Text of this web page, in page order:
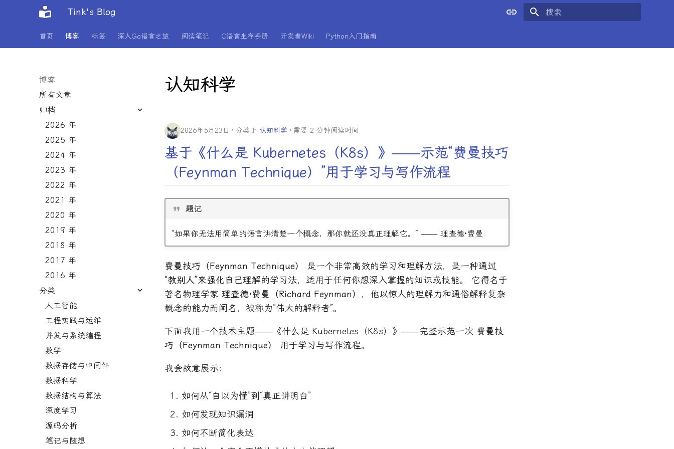
Tink's Blog
首页 博客 标签 深入Go语言之旅 阅读笔记 C语言生存手册 开发者Wiki Python入门指南
博客
所有文章
归档
2026 年
2025 年
2024 年
2023 年
2022 年
2021 年
2020 年
2019 年
2018 年
2017 年
2016 年
分类
人工智能
工程实践与运维
并发与系统编程
数学
数据存储与中间件
数据科学
数据结构与算法
深度学习
源码分析
笔记与随想
认知科学
2026年5月23日 分类于 认知科学 需要 2 分钟阅读时间
基于《什么是 Kubernetes（K8s）》——示范“费曼技巧
（Feynman Technique）”用于学习与写作流程
题记
“如果你无法用简单的语言讲清楚一个概念，那你就还没真正理解它。” —— 理查德·费曼
费曼技巧（Feynman Technique）
是一个非常高效的学习和理解方法，是一种通过
“教别人”来强化自己理解的学习法，适用于任何你想深入掌握的知识或技能。 它得名于
著名物理学家 理查德·费曼（Richard Feynman） ，他以惊人的理解力和通俗解释复杂
概念的能力而闻名，被称为“伟大的解释者”。
下面我用一个技术主题——《什么是 Kubernetes（K8s）》——完整示范一次 费曼技
巧（Feynman Technique）
用于学习与写作流程。
我会故意展示：
如何从“自以为懂”到“真正讲明白”
如何发现知识漏洞
如何不断简化表达